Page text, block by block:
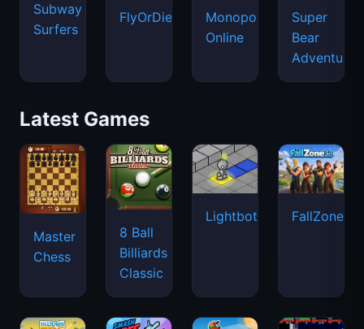
Subway
Surfers
FlyOrDie.io
Monopoly
Online
Super
Bear
Adventure
Latest Games
Master
Chess
8 Ball
Billiards
Classic
Lightbot FallZone.io